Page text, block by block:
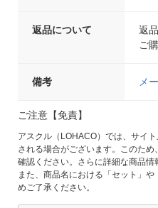
返品について
返
ご
備考 メ
ご注意【免責】
アスクル（LOHACO）では、サイ
される場合がございます。このた
確認ください。さらに詳細な商品情
また、商品名における「セット」
めご了承ください。